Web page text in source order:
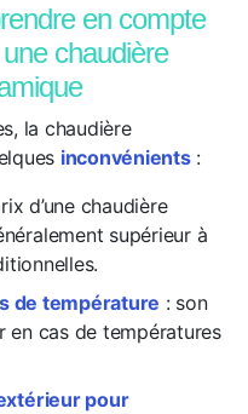
en compte
chaudière
la chaudière
inconvénients:
d’une chaudière
supérieur à
de température : son
en cas de températures
pour